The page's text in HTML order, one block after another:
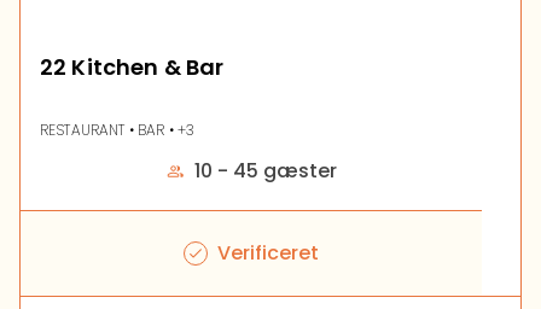
22 Kitchen & Bar
RESTAURANT • BAR • +3
10 - 45 gæster
Verificeret